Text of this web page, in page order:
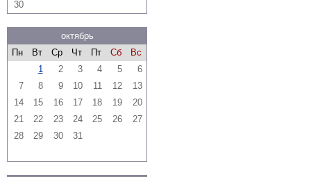
30
октябрь
Пн
Вт Ср Чт Пт Сб
Вс
1
2 3 4 5
6
7
8 9 10 11 12
13
14
15 16 17 18 19
20
21
22 23 24 25 26
27
28
29 30 31